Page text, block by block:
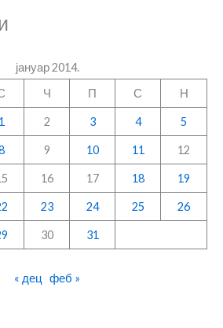
јануар 2014.
Ч П С Н
1 2 3 4 5
9 10 11 12
16 17 18 19
23 24 25 26
30 31
« дец феб »